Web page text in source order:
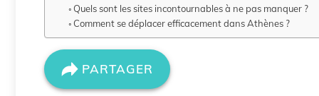
Quels sont les sites incontournables à ne pas manquer ?
Comment se déplacer efficacement dans Athènes ?
PARTAGER